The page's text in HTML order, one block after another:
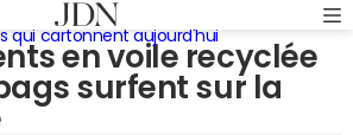
en voile recyclée
surfent sur la
qui cartonnent aujourd'hui